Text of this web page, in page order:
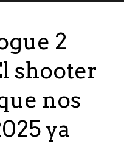
2
shooter
nos
ya